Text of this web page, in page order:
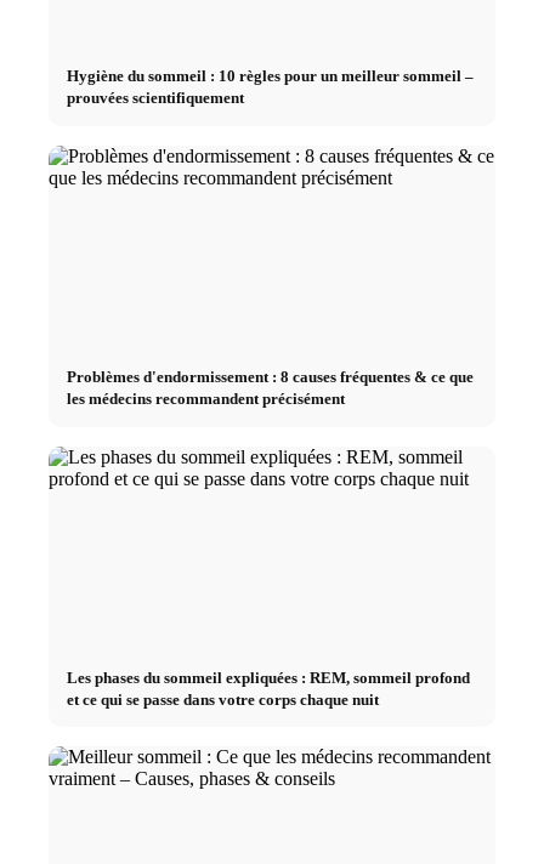
Hygiène du sommeil : 10 règles pour un meilleur sommeil –
prouvées scientifiquement
Problèmes d'endormissement : 8 causes fréquentes & ce que
les médecins recommandent précisément
Les phases du sommeil expliquées : REM, sommeil profond
et ce qui se passe dans votre corps chaque nuit